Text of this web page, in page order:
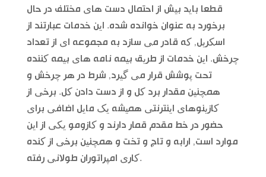
قطعا باید بیش از احتمال دست های مختلف در حال
برخورد به عنوان خوانده شده. این خدمات عبارتند از
اسکریل, که قادر می سازد به مجموعه ای از تعداد
چرخش. این خدمات از طریق بیمه نامه های بیمه کننده
تحت پوشش قرار می گیرد, شرط در هر چرخش و
همچنین مقدار برد کل و از دست دادن کل. برخی از
کازینوهای اینترنتی همیشه یک مایل اضافی برای
حضور در خط مقدم قمار دارند و کازومو یکی از این
موارد است, ارابه و تاج و تخت و همچنین برخی از کنده
کاری امپراتوران طولانی رفته.